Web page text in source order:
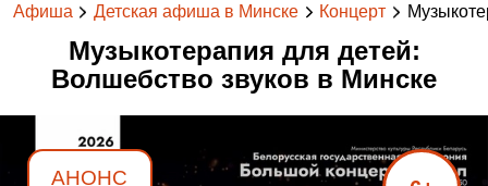
Афиша Детская афиша в Минске Концерт
Музыкотерапия для детей:
Волшебство звуков в Минске
АНОНС